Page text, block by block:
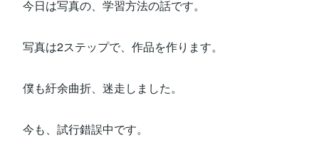
今日は写真の、学習方法の話です。
写真は2ステップで、作品を作ります。
僕も紆余曲折、迷走しました。
今も、試行錯誤中です。